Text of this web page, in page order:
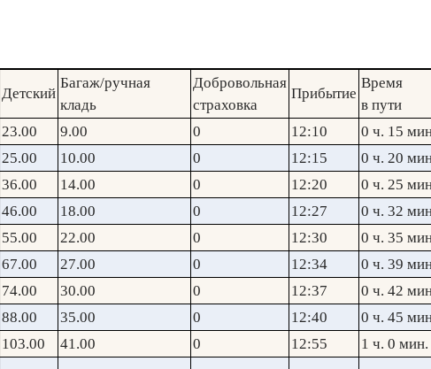
Детский
Багаж/ручная
кладь
Добровольная
страховка
Прибытие
Время
в пути
23.00 9.00 0 12:10
0 ч. 15
25.00 10.00 0 12:15
0 ч. 20
36.00 14.00 0 12:20
0 ч. 25
46.00 18.00 0 12:27
0 ч. 32
55.00 22.00 0 12:30
0 ч. 35
67.00 27.00 0 12:34
0 ч. 39
74.00 30.00 0 12:37
0 ч. 42
88.00 35.00 0 12:40
0 ч. 45
103.00 41.00 0 12:55
1 ч. 0 мин.